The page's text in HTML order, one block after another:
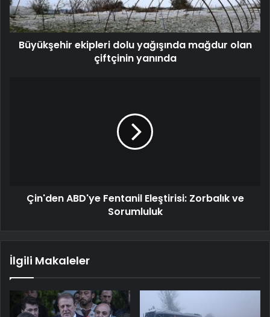
Büyükşehir ekipleri dolu yağışında mağdur olan
çiftçinin yanında
Çin'den ABD'ye Fentanil Eleştirisi: Zorbalık ve
Sorumluluk
İlgili Makaleler